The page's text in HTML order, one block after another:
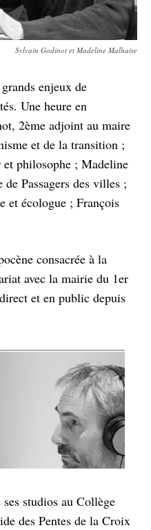
Sylvain Godinot et Madeline Malhaire
enjeux de
Une heure en
2ème adjoint au maire
et de la transition ;
philosophe ; Madeline
Passagers des villes ;
et écologue ; François
consacrée à la
avec la mairie du 1er
et en public depuis
studios au Collège
des Pentes de la Croix